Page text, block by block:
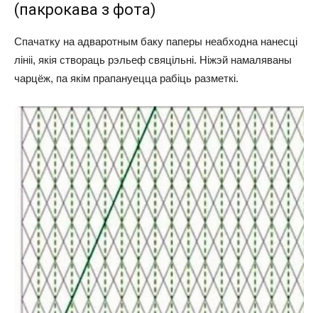
(пакрокава з фота)
Спачатку на адваротным баку паперы неабходна нанесці
лініі, якія створаць рэльеф свяцільні. Ніжэй намаляваны
чарцёж, па якім прапануецца рабіць разметкі.